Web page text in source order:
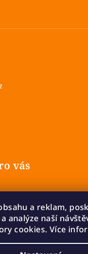
a reklam,
analýze naší
cookies. Více
vás
údajů